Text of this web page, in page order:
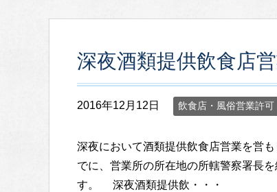
深夜酒類提供飲食店
2016年12月12日 飲食店・風俗営業許可
深夜において酒類提供飲食店営業を営
でに、営業所の所在地の所轄警察署長
す。 深夜酒類提供飲・・・